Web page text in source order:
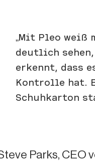
„Mit Pleo weiß
deutlich
erkennt, dass
Kontrolle hat.
Schuhkarton
Parks, CEO